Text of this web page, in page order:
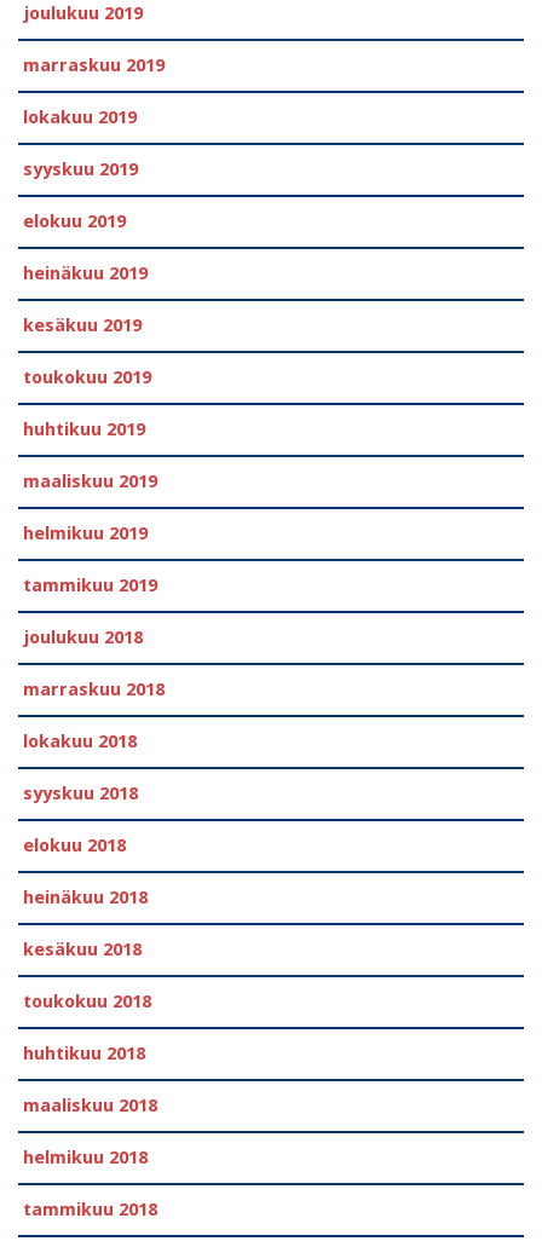
joulukuu 2019
marraskuu 2019
lokakuu 2019
syyskuu 2019
elokuu 2019
heinäkuu 2019
kesäkuu 2019
toukokuu 2019
huhtikuu 2019
maaliskuu 2019
helmikuu 2019
tammikuu 2019
joulukuu 2018
marraskuu 2018
lokakuu 2018
syyskuu 2018
elokuu 2018
heinäkuu 2018
kesäkuu 2018
toukokuu 2018
huhtikuu 2018
maaliskuu 2018
helmikuu 2018
tammikuu 2018